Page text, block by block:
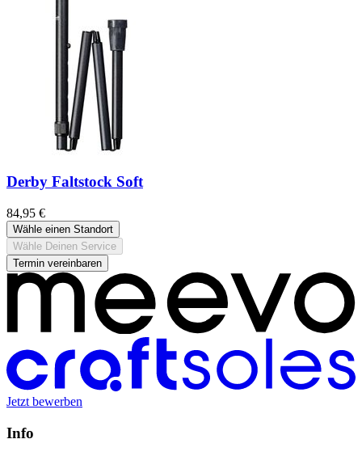
Derby Faltstock Soft
84,95 €
Wähle einen Standort
Wähle Deinen Service
Termin vereinbaren
Jetzt bewerben
Info